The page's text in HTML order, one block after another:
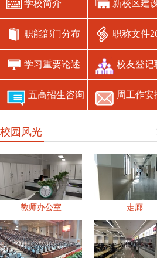
学校简介 新校区建
职能部门分布 职称文件
学习重要论述 校友登记
五高招生咨询 周工作安
校园风光
教师办公室 走廊